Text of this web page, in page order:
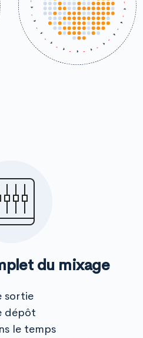
du mixage
sortie
dépôt
le temps